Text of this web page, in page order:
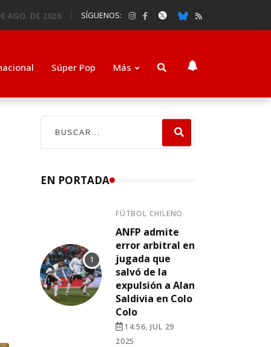
AGO. DE 2026 SÍGUENOS:
Súper Pop Más
EN PORTADA
FÚTBOL CHILENO
ANFP admite
error arbitral en
jugada que
salvó de la
expulsión a Alan
Saldivia en Colo
Colo
14:56, JUL 29
2025